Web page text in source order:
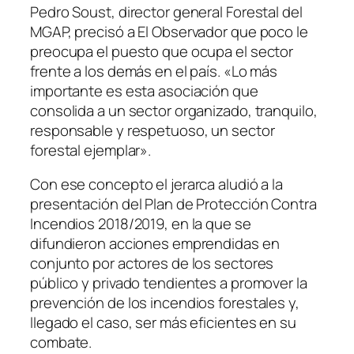
Pedro Soust, director general Forestal del
MGAP, precisó a El Observador que poco le
preocupa el puesto que ocupa el sector
frente a los demás en el país. «Lo más
importante es esta asociación que
consolida a un sector organizado, tranquilo,
responsable y respetuoso, un sector
forestal ejemplar».
Con ese concepto el jerarca aludió a la
presentación del Plan de Protección Contra
Incendios 2018/2019, en la que se
difundieron acciones emprendidas en
conjunto por actores de los sectores
público y privado tendientes a promover la
prevención de los incendios forestales y,
llegado el caso, ser más eficientes en su
combate.